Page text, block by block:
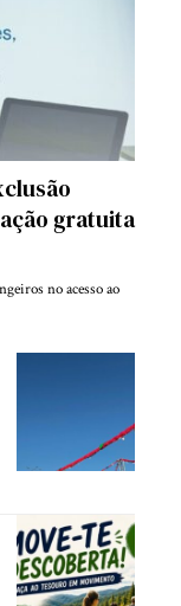
gratuita
no acesso ao